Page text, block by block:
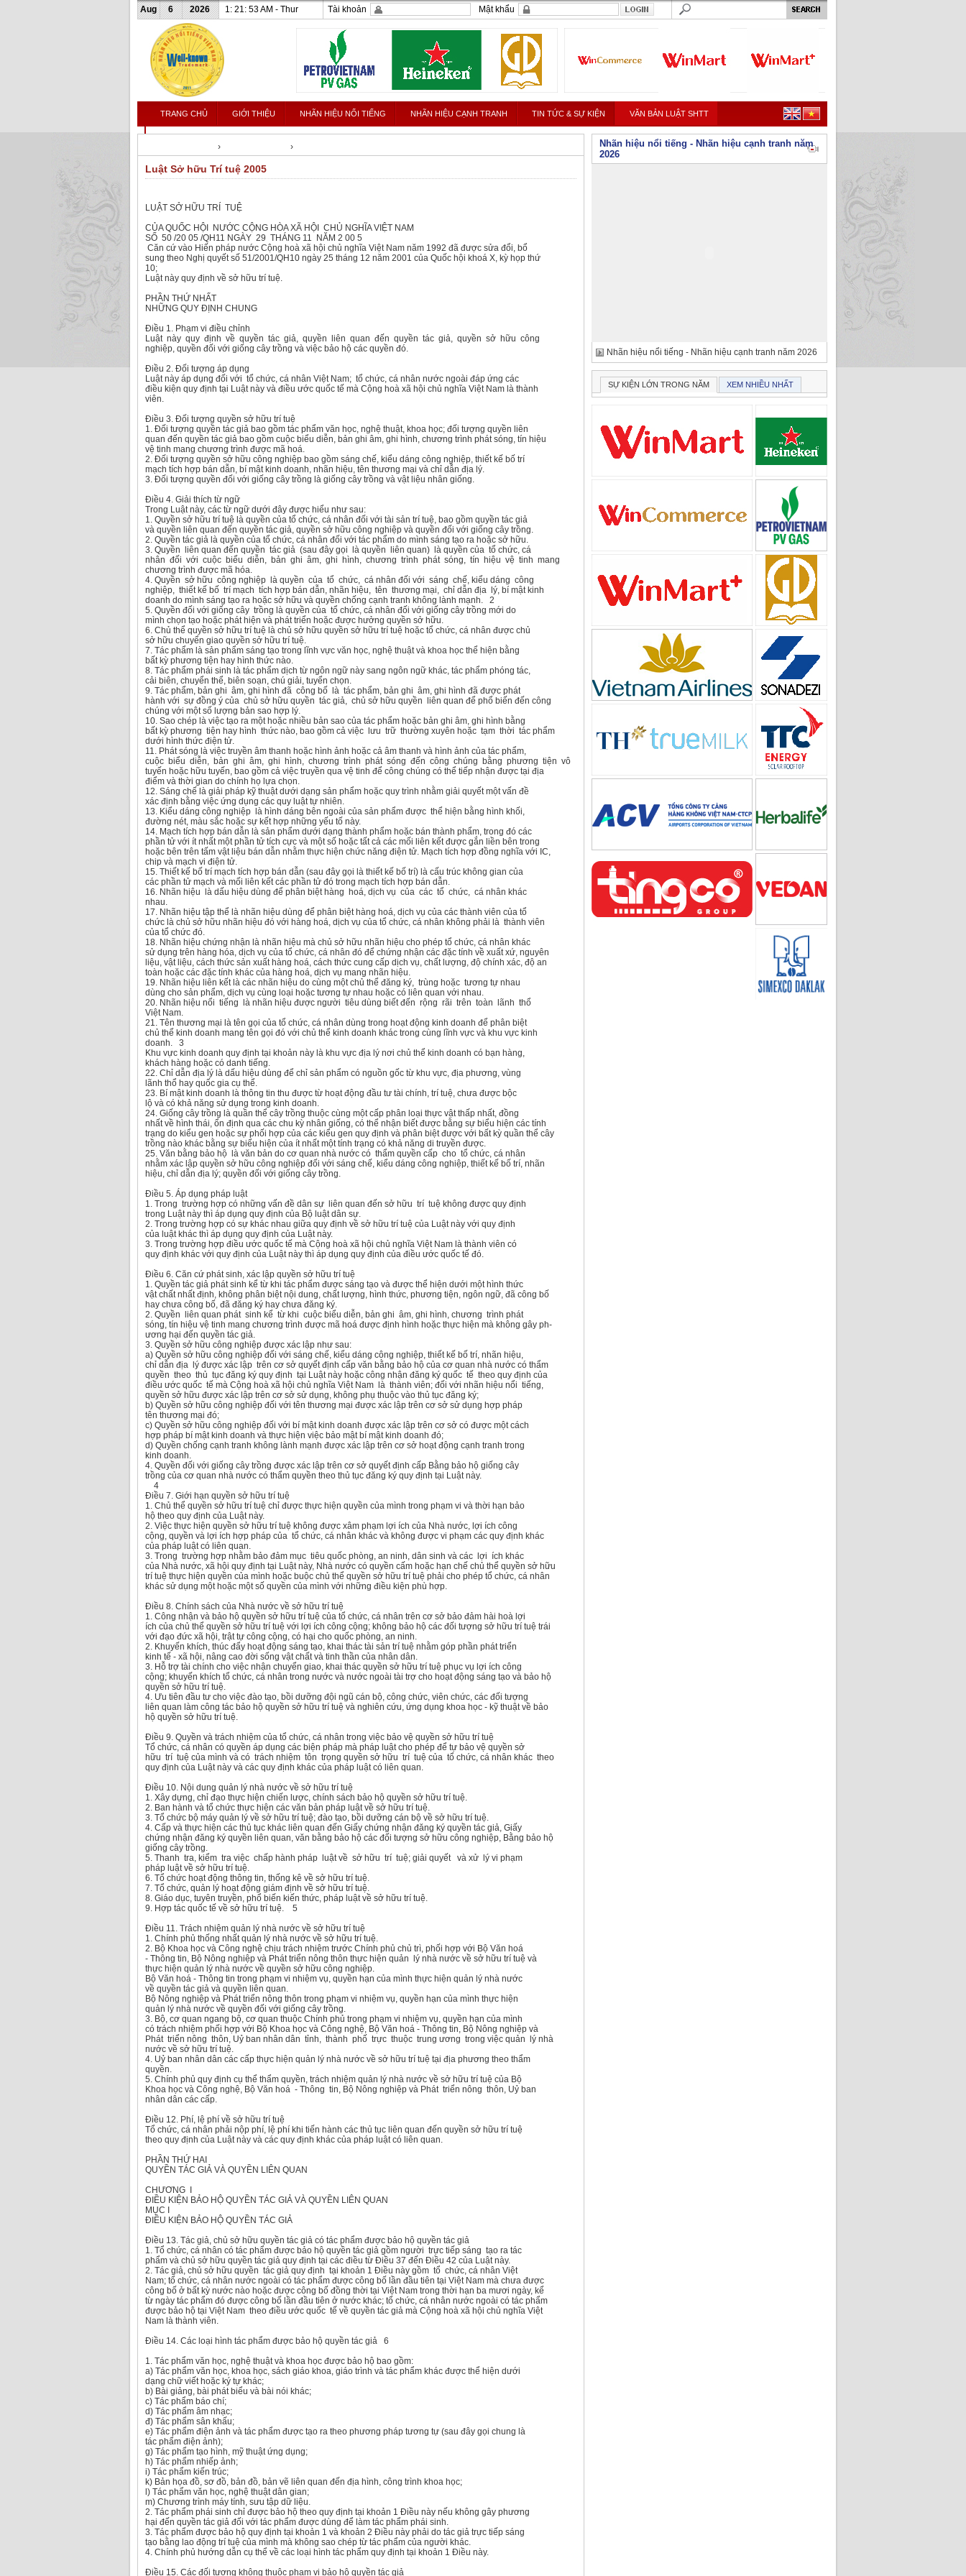
Aug 6 2026 1: 21: 54 AM - Thur Tài khoản Mật khẩu
TRANG CHỦ GIỚI THIỆU NHÃN HIỆU NỔI TIẾNG NHÃN HIỆU CẠNH TRANH TIN TỨC & SỰ KIỆN VĂN BẢN LUẬT SHTT
LIÊN HỆ
› ›
Luật Sở hữu Trí tuệ 2005
LUẬT SỞ HỮU TRÍ TUỆ
CỦA QUỐC HỘI NƯỚC CỘNG HÒA XÃ HỘI CHỦ NGHĨA VIỆT NAM
SỐ 50 /20 05 /QH11 NGÀY 29 THÁNG 11 NĂM 2 00 5
Căn cứ vào Hiến pháp nước Cộng hoà xã hội chủ nghĩa Việt Nam năm 1992 đã được sửa đổi, bổ
sung theo Nghị quyết số 51/2001/QH10 ngày 25 tháng 12 năm 2001 của Quốc hội khoá X, kỳ họp thứ
10;
Luật này quy định về sở hữu trí tuệ.
PHẦN THỨ NHẤT
NHỮNG QUY ĐỊNH CHUNG
Điều 1. Phạm vi điều chỉnh
Luật này quy định về quyền tác giả, quyền liên quan đến quyền tác giả, quyền sở hữu công
nghiệp, quyền đối với giống cây trồng và việc bảo hộ các quyền đó.
Điều 2. Đối tượng áp dụng
Luật này áp dụng đối với tổ chức, cá nhân Việt Nam; tổ chức, cá nhân nước ngoài đáp ứng các
điều kiện quy định tại Luật này và điều ước quốc tế mà Cộng hoà xã hội chủ nghĩa Việt Nam là thành
viên.
Điều 3. Đối tượng quyền sở hữu trí tuệ
1. Đối tượng quyền tác giả bao gồm tác phẩm văn học, nghệ thuật, khoa học; đối tượng quyền liên
quan đến quyền tác giả bao gồm cuộc biểu diễn, bản ghi âm, ghi hình, chương trình phát sóng, tín hiệu
vệ tinh mang chương trình được mã hoá.
2. Đối tượng quyền sở hữu công nghiệp bao gồm sáng chế, kiểu dáng công nghiệp, thiết kế bố trí
mạch tích hợp bán dẫn, bí mật kinh doanh, nhãn hiệu, tên thương mại và chỉ dẫn địa lý.
3. Đối tượng quyền đối với giống cây trồng là giống cây trồng và vật liệu nhân giống.
Điều 4. Giải thích từ ngữ
Trong Luật này, các từ ngữ dưới đây được hiểu như sau:
1. Quyền sở hữu trí tuệ là quyền của tổ chức, cá nhân đối với tài sản trí tuệ, bao gồm quyền tác giả
và quyền liên quan đến quyền tác giả, quyền sở hữu công nghiệp và quyền đối với giống cây trồng.
2. Quyền tác giả là quyền của tổ chức, cá nhân đối với tác phẩm do mình sáng tạo ra hoặc sở hữu.
3. Quyền liên quan đến quyền tác giả (sau đây gọi là quyền liên quan) là quyền của tổ chức, cá
nhân đối với cuộc biểu diễn, bản ghi âm, ghi hình, chương trình phát sóng, tín hiệu vệ tinh mang
chương trình được mã hóa.
4. Quyền sở hữu công nghiệp là quyền của tổ chức, cá nhân đối với sáng chế, kiểu dáng công
nghiệp, thiết kế bố trí mạch tích hợp bán dẫn, nhãn hiệu, tên thương mại, chỉ dẫn địa lý, bí mật kinh
doanh do mình sáng tạo ra hoặc sở hữu và quyền chống cạnh tranh không lành mạnh. 2
5. Quyền đối với giống cây trồng là quyền của tổ chức, cá nhân đối với giống cây trồng mới do
mình chọn tạo hoặc phát hiện và phát triển hoặc được hưởng quyền sở hữu.
6. Chủ thể quyền sở hữu trí tuệ là chủ sở hữu quyền sở hữu trí tuệ hoặc tổ chức, cá nhân được chủ
sở hữu chuyển giao quyền sở hữu trí tuệ.
7. Tác phẩm là sản phẩm sáng tạo trong lĩnh vực văn học, nghệ thuật và khoa học thể hiện bằng
bất kỳ phương tiện hay hình thức nào.
8. Tác phẩm phái sinh là tác phẩm dịch từ ngôn ngữ này sang ngôn ngữ khác, tác phẩm phóng tác,
cải biên, chuyển thể, biên soạn, chú giải, tuyển chọn.
9. Tác phẩm, bản ghi âm, ghi hình đã công bố là tác phẩm, bản ghi âm, ghi hình đã được phát
hành với sự đồng ý của chủ sở hữu quyền tác giả, chủ sở hữu quyền liên quan để phổ biến đến công
chúng với một số lượng bản sao hợp lý.
10. Sao chép là việc tạo ra một hoặc nhiều bản sao của tác phẩm hoặc bản ghi âm, ghi hình bằng
bất kỳ phương tiện hay hình thức nào, bao gồm cả việc lưu trữ thường xuyên hoặc tạm thời tác phẩm
dưới hình thức điện tử.
11. Phát sóng là việc truyền âm thanh hoặc hình ảnh hoặc cả âm thanh và hình ảnh của tác phẩm,
cuộc biểu diễn, bản ghi âm, ghi hình, chương trình phát sóng đến công chúng bằng phương tiện vô
tuyến hoặc hữu tuyến, bao gồm cả việc truyền qua vệ tinh để công chúng có thể tiếp nhận được tại địa
điểm và thời gian do chính họ lựa chọn.
12. Sáng chế là giải pháp kỹ thuật dưới dạng sản phẩm hoặc quy trình nhằm giải quyết một vấn đề
xác định bằng việc ứng dụng các quy luật tự nhiên.
13. Kiểu dáng công nghiệp là hình dáng bên ngoài của sản phẩm được thể hiện bằng hình khối,
đường nét, màu sắc hoặc sự kết hợp những yếu tố này.
14. Mạch tích hợp bán dẫn là sản phẩm dưới dạng thành phẩm hoặc bán thành phẩm, trong đó các
phần tử với ít nhất một phần tử tích cực và một số hoặc tất cả các mối liên kết được gắn liền bên trong
hoặc bên trên tấm vật liệu bán dẫn nhằm thực hiện chức năng điện tử. Mạch tích hợp đồng nghĩa với IC,
chip và mạch vi điện tử.
15. Thiết kế bố trí mạch tích hợp bán dẫn (sau đây gọi là thiết kế bố trí) là cấu trúc không gian của
các phần tử mạch và mối liên kết các phần tử đó trong mạch tích hợp bán dẫn.
16. Nhãn hiệu là dấu hiệu dùng để phân biệt hàng hoá, dịch vụ của các tổ chức, cá nhân khác
nhau.
17. Nhãn hiệu tập thể là nhãn hiệu dùng để phân biệt hàng hoá, dịch vụ của các thành viên của tổ
chức là chủ sở hữu nhãn hiệu đó với hàng hoá, dịch vụ của tổ chức, cá nhân không phải là thành viên
của tổ chức đó.
18. Nhãn hiệu chứng nhận là nhãn hiệu mà chủ sở hữu nhãn hiệu cho phép tổ chức, cá nhân khác
sử dụng trên hàng hóa, dịch vụ của tổ chức, cá nhân đó để chứng nhận các đặc tính về xuất xứ, nguyên
liệu, vật liệu, cách thức sản xuất hàng hoá, cách thức cung cấp dịch vụ, chất lượng, độ chính xác, độ an
toàn hoặc các đặc tính khác của hàng hoá, dịch vụ mang nhãn hiệu.
19. Nhãn hiệu liên kết là các nhãn hiệu do cùng một chủ thể đăng ký, trùng hoặc tương tự nhau
dùng cho sản phẩm, dịch vụ cùng loại hoặc tương tự nhau hoặc có liên quan với nhau.
20. Nhãn hiệu nổi tiếng là nhãn hiệu được người tiêu dùng biết đến rộng rãi trên toàn lãnh thổ
Việt Nam.
21. Tên thương mại là tên gọi của tổ chức, cá nhân dùng trong hoạt động kinh doanh để phân biệt
chủ thể kinh doanh mang tên gọi đó với chủ thể kinh doanh khác trong cùng lĩnh vực và khu vực kinh
doanh. 3
Khu vực kinh doanh quy định tại khoản này là khu vực địa lý nơi chủ thể kinh doanh có bạn hàng,
khách hàng hoặc có danh tiếng.
22. Chỉ dẫn địa lý là dấu hiệu dùng để chỉ sản phẩm có nguồn gốc từ khu vực, địa phương, vùng
lãnh thổ hay quốc gia cụ thể.
23. Bí mật kinh doanh là thông tin thu được từ hoạt động đầu tư tài chính, trí tuệ, chưa được bộc
lộ và có khả năng sử dụng trong kinh doanh.
24. Giống cây trồng là quần thể cây trồng thuộc cùng một cấp phân loại thực vật thấp nhất, đồng
nhất về hình thái, ổn định qua các chu kỳ nhân giống, có thể nhận biết được bằng sự biểu hiện các tính
trạng do kiểu gen hoặc sự phối hợp của các kiểu gen quy định và phân biệt được với bất kỳ quần thể cây
trồng nào khác bằng sự biểu hiện của ít nhất một tính trạng có khả năng di truyền được.
25. Văn bằng bảo hộ là văn bản do cơ quan nhà nước có thẩm quyền cấp cho tổ chức, cá nhân
nhằm xác lập quyền sở hữu công nghiệp đối với sáng chế, kiểu dáng công nghiệp, thiết kế bố trí, nhãn
hiệu, chỉ dẫn địa lý; quyền đối với giống cây trồng.
Điều 5. Áp dụng pháp luật
1. Trong trường hợp có những vấn đề dân sự liên quan đến sở hữu trí tuệ không được quy định
trong Luật này thì áp dụng quy định của Bộ luật dân sự.
2. Trong trường hợp có sự khác nhau giữa quy định về sở hữu trí tuệ của Luật này với quy định
của luật khác thì áp dụng quy định của Luật này.
3. Trong trường hợp điều ước quốc tế mà Cộng hoà xã hội chủ nghĩa Việt Nam là thành viên có
quy định khác với quy định của Luật này thì áp dụng quy định của điều ước quốc tế đó.
Điều 6. Căn cứ phát sinh, xác lập quyền sở hữu trí tuệ
1. Quyền tác giả phát sinh kể từ khi tác phẩm được sáng tạo và được thể hiện dưới một hình thức
vật chất nhất định, không phân biệt nội dung, chất lượng, hình thức, phương tiện, ngôn ngữ, đã công bố
hay chưa công bố, đã đăng ký hay chưa đăng ký.
2. Quyền liên quan phát sinh kể từ khi cuộc biểu diễn, bản ghi âm, ghi hình, chương trình phát
sóng, tín hiệu vệ tinh mang chương trình được mã hoá được định hình hoặc thực hiện mà không gây ph-
ương hại đến quyền tác giả.
3. Quyền sở hữu công nghiệp được xác lập như sau:
a) Quyền sở hữu công nghiệp đối với sáng chế, kiểu dáng công nghiệp, thiết kế bố trí, nhãn hiệu,
chỉ dẫn địa lý được xác lập trên cơ sở quyết định cấp văn bằng bảo hộ của cơ quan nhà nước có thẩm
quyền theo thủ tục đăng ký quy định tại Luật này hoặc công nhận đăng ký quốc tế theo quy định của
điều ước quốc tế mà Cộng hoà xã hội chủ nghĩa Việt Nam là thành viên; đối với nhãn hiệu nổi tiếng,
quyền sở hữu được xác lập trên cơ sở sử dụng, không phụ thuộc vào thủ tục đăng ký;
b) Quyền sở hữu công nghiệp đối với tên thương mại được xác lập trên cơ sở sử dụng hợp pháp
tên thương mại đó;
c) Quyền sở hữu công nghiệp đối với bí mật kinh doanh được xác lập trên cơ sở có được một cách
hợp pháp bí mật kinh doanh và thực hiện việc bảo mật bí mật kinh doanh đó;
d) Quyền chống cạnh tranh không lành mạnh được xác lập trên cơ sở hoạt động cạnh tranh trong
kinh doanh.
4. Quyền đối với giống cây trồng được xác lập trên cơ sở quyết định cấp Bằng bảo hộ giống cây
trồng của cơ quan nhà nước có thẩm quyền theo thủ tục đăng ký quy định tại Luật này.
4
Điều 7. Giới hạn quyền sở hữu trí tuệ
1. Chủ thể quyền sở hữu trí tuệ chỉ được thực hiện quyền của mình trong phạm vi và thời hạn bảo
hộ theo quy định của Luật này.
2. Việc thực hiện quyền sở hữu trí tuệ không được xâm phạm lợi ích của Nhà nước, lợi ích công
cộng, quyền và lợi ích hợp pháp của tổ chức, cá nhân khác và không được vi phạm các quy định khác
của pháp luật có liên quan.
3. Trong trường hợp nhằm bảo đảm mục tiêu quốc phòng, an ninh, dân sinh và các lợi ích khác
của Nhà nước, xã hội quy định tại Luật này, Nhà nước có quyền cấm hoặc hạn chế chủ thể quyền sở hữu
trí tuệ thực hiện quyền của mình hoặc buộc chủ thể quyền sở hữu trí tuệ phải cho phép tổ chức, cá nhân
khác sử dụng một hoặc một số quyền của mình với những điều kiện phù hợp.
Điều 8. Chính sách của Nhà nước về sở hữu trí tuệ
1. Công nhận và bảo hộ quyền sở hữu trí tuệ của tổ chức, cá nhân trên cơ sở bảo đảm hài hoà lợi
ích của chủ thể quyền sở hữu trí tuệ với lợi ích công cộng; không bảo hộ các đối tượng sở hữu trí tuệ trái
với đạo đức xã hội, trật tự công cộng, có hại cho quốc phòng, an ninh.
2. Khuyến khích, thúc đẩy hoạt động sáng tạo, khai thác tài sản trí tuệ nhằm góp phần phát triển
kinh tế - xã hội, nâng cao đời sống vật chất và tinh thần của nhân dân.
3. Hỗ trợ tài chính cho việc nhận chuyển giao, khai thác quyền sở hữu trí tuệ phục vụ lợi ích công
cộng; khuyến khích tổ chức, cá nhân trong nước và nước ngoài tài trợ cho hoạt động sáng tạo và bảo hộ
quyền sở hữu trí tuệ.
4. Ưu tiên đầu tư cho việc đào tạo, bồi dưỡng đội ngũ cán bộ, công chức, viên chức, các đối tượng
liên quan làm công tác bảo hộ quyền sở hữu trí tuệ và nghiên cứu, ứng dụng khoa học - kỹ thuật về bảo
hộ quyền sở hữu trí tuệ.
Điều 9. Quyền và trách nhiệm của tổ chức, cá nhân trong việc bảo vệ quyền sở hữu trí tuệ
Tổ chức, cá nhân có quyền áp dụng các biện pháp mà pháp luật cho phép để tự bảo vệ quyền sở
hữu trí tuệ của mình và có trách nhiệm tôn trọng quyền sở hữu trí tuệ của tổ chức, cá nhân khác theo
quy định của Luật này và các quy định khác của pháp luật có liên quan.
Điều 10. Nội dung quản lý nhà nước về sở hữu trí tuệ
1. Xây dựng, chỉ đạo thực hiện chiến lược, chính sách bảo hộ quyền sở hữu trí tuệ.
2. Ban hành và tổ chức thực hiện các văn bản pháp luật về sở hữu trí tuệ.
3. Tổ chức bộ máy quản lý về sở hữu trí tuệ; đào tạo, bồi dưỡng cán bộ về sở hữu trí tuệ.
4. Cấp và thực hiện các thủ tục khác liên quan đến Giấy chứng nhận đăng ký quyền tác giả, Giấy
chứng nhận đăng ký quyền liên quan, văn bằng bảo hộ các đối tượng sở hữu công nghiệp, Bằng bảo hộ
giống cây trồng.
5. Thanh tra, kiểm tra việc chấp hành pháp luật về sở hữu trí tuệ; giải quyết và xử lý vi phạm
pháp luật về sở hữu trí tuệ.
6. Tổ chức hoạt động thông tin, thống kê về sở hữu trí tuệ.
7. Tổ chức, quản lý hoạt động giám định về sở hữu trí tuệ.
8. Giáo dục, tuyên truyền, phổ biến kiến thức, pháp luật về sở hữu trí tuệ.
9. Hợp tác quốc tế về sở hữu trí tuệ. 5
Điều 11. Trách nhiệm quản lý nhà nước về sở hữu trí tuệ
1. Chính phủ thống nhất quản lý nhà nước về sở hữu trí tuệ.
2. Bộ Khoa học và Công nghệ chịu trách nhiệm trước Chính phủ chủ trì, phối hợp với Bộ Văn hoá
- Thông tin, Bộ Nông nghiệp và Phát triển nông thôn thực hiện quản lý nhà nước về sở hữu trí tuệ và
thực hiện quản lý nhà nước về quyền sở hữu công nghiệp.
Bộ Văn hoá - Thông tin trong phạm vi nhiệm vụ, quyền hạn của mình thực hiện quản lý nhà nước
về quyền tác giả và quyền liên quan.
Bộ Nông nghiệp và Phát triển nông thôn trong phạm vi nhiệm vụ, quyền hạn của mình thực hiện
quản lý nhà nước về quyền đối với giống cây trồng.
3. Bộ, cơ quan ngang bộ, cơ quan thuộc Chính phủ trong phạm vi nhiệm vụ, quyền hạn của mình
có trách nhiệm phối hợp với Bộ Khoa học và Công nghệ, Bộ Văn hoá - Thông tin, Bộ Nông nghiệp và
Phát triển nông thôn, Uỷ ban nhân dân tỉnh, thành phố trực thuộc trung ương trong việc quản lý nhà
nước về sở hữu trí tuệ.
4. Uỷ ban nhân dân các cấp thực hiện quản lý nhà nước về sở hữu trí tuệ tại địa phương theo thẩm
quyền.
5. Chính phủ quy định cụ thể thẩm quyền, trách nhiệm quản lý nhà nước về sở hữu trí tuệ của Bộ
Khoa học và Công nghệ, Bộ Văn hoá - Thông tin, Bộ Nông nghiệp và Phát triển nông thôn, Uỷ ban
nhân dân các cấp.
Điều 12. Phí, lệ phí về sở hữu trí tuệ
Tổ chức, cá nhân phải nộp phí, lệ phí khi tiến hành các thủ tục liên quan đến quyền sở hữu trí tuệ
theo quy định của Luật này và các quy định khác của pháp luật có liên quan.
PHẦN THỨ HAI
QUYỀN TÁC GIẢ VÀ QUYỀN LIÊN QUAN
CHƯƠNG I
ĐIỀU KIỆN BẢO HỘ QUYỀN TÁC GIẢ VÀ QUYỀN LIÊN QUAN
MỤC I
ĐIỀU KIỆN BẢO HỘ QUYỀN TÁC GIẢ
Điều 13. Tác giả, chủ sở hữu quyền tác giả có tác phẩm được bảo hộ quyền tác giả
1. Tổ chức, cá nhân có tác phẩm được bảo hộ quyền tác giả gồm người trực tiếp sáng tạo ra tác
phẩm và chủ sở hữu quyền tác giả quy định tại các điều từ Điều 37 đến Điều 42 của Luật này.
2. Tác giả, chủ sở hữu quyền tác giả quy định tại khoản 1 Điều này gồm tổ chức, cá nhân Việt
Nam; tổ chức, cá nhân nước ngoài có tác phẩm được công bố lần đầu tiên tại Việt Nam mà chưa được
công bố ở bất kỳ nước nào hoặc được công bố đồng thời tại Việt Nam trong thời hạn ba mươi ngày, kể
từ ngày tác phẩm đó được công bố lần đầu tiên ở nước khác; tổ chức, cá nhân nước ngoài có tác phẩm
được bảo hộ tại Việt Nam theo điều ước quốc tế về quyền tác giả mà Cộng hoà xã hội chủ nghĩa Việt
Nam là thành viên.
Điều 14. Các loại hình tác phẩm được bảo hộ quyền tác giả 6
1. Tác phẩm văn học, nghệ thuật và khoa học được bảo hộ bao gồm:
a) Tác phẩm văn học, khoa học, sách giáo khoa, giáo trình và tác phẩm khác được thể hiện dưới
dạng chữ viết hoặc ký tự khác;
b) Bài giảng, bài phát biểu và bài nói khác;
c) Tác phẩm báo chí;
d) Tác phẩm âm nhạc;
đ) Tác phẩm sân khấu;
e) Tác phẩm điện ảnh và tác phẩm được tạo ra theo phương pháp tương tự (sau đây gọi chung là
tác phẩm điện ảnh);
g) Tác phẩm tạo hình, mỹ thuật ứng dụng;
h) Tác phẩm nhiếp ảnh;
i) Tác phẩm kiến trúc;
k) Bản họa đồ, sơ đồ, bản đồ, bản vẽ liên quan đến địa hình, công trình khoa học;
l) Tác phẩm văn học, nghệ thuật dân gian;
m) Chương trình máy tính, sưu tập dữ liệu.
2. Tác phẩm phái sinh chỉ được bảo hộ theo quy định tại khoản 1 Điều này nếu không gây phương
hại đến quyền tác giả đối với tác phẩm được dùng để làm tác phẩm phái sinh.
3. Tác phẩm được bảo hộ quy định tại khoản 1 và khoản 2 Điều này phải do tác giả trực tiếp sáng
tạo bằng lao động trí tuệ của mình mà không sao chép từ tác phẩm của người khác.
4. Chính phủ hướng dẫn cụ thể về các loại hình tác phẩm quy định tại khoản 1 Điều này.
Điều 15. Các đối tượng không thuộc phạm vi bảo hộ quyền tác giả
Nhãn hiệu nổi tiếng - Nhãn hiệu cạnh tranh năm
2026
Nhãn hiệu nổi tiếng - Nhãn hiệu cạnh tranh năm 2026
SỰ KIỆN LỚN TRONG NĂM XEM NHIỀU NHẤT